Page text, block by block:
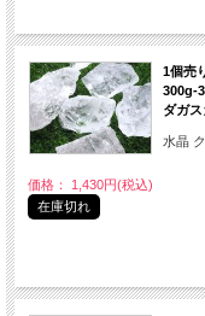
1個売
300g-
ダガ
水晶
価格： 1,430円(税込)
在庫切れ